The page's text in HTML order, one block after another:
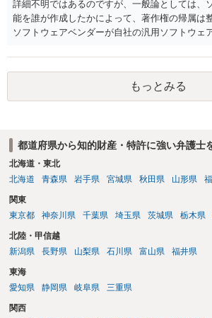
詳細不明ではあるのですが、一般論としては、
能を誰が作成したかによって、著作権の帰属は
ソフトウェアベンダーが自社の汎用ソフトウェ
の合意がない限り、追加部分を含めたプログラ
てベンダーに帰属します。利用者が費用を負担
れだけで著作権が利用者に移転するわけではあ
者側に認められるのは通常、その追加機能を含
みが使用できるのか、ベンダーが他の顧客にも
るのか、といった点は契約によって調整される
た、契約で特別の定めを設けることにより、追
使用権を認めるといった整理をすることも可能
用負担のみをもって著作権の帰属が決まるもの
作した主体と、当事者間の契約内容によって決
もっとみる
都道府県から知的財産・特許に強い弁護士
北海道・東北
北海道
青森県 岩手県 宮城県 秋田県 山形県
関東
東京都
神奈川県 千葉県 埼玉県 茨城県 栃木県
北陸・甲信越
新潟県
長野県 山梨県 石川県 富山県 福井県
東海
愛知県
静岡県 岐阜県 三重県
関西